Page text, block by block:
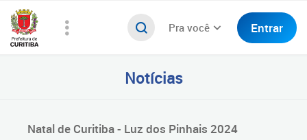
Pra você Entrar
Notícias
Natal de Curitiba - Luz dos Pinhais 2024